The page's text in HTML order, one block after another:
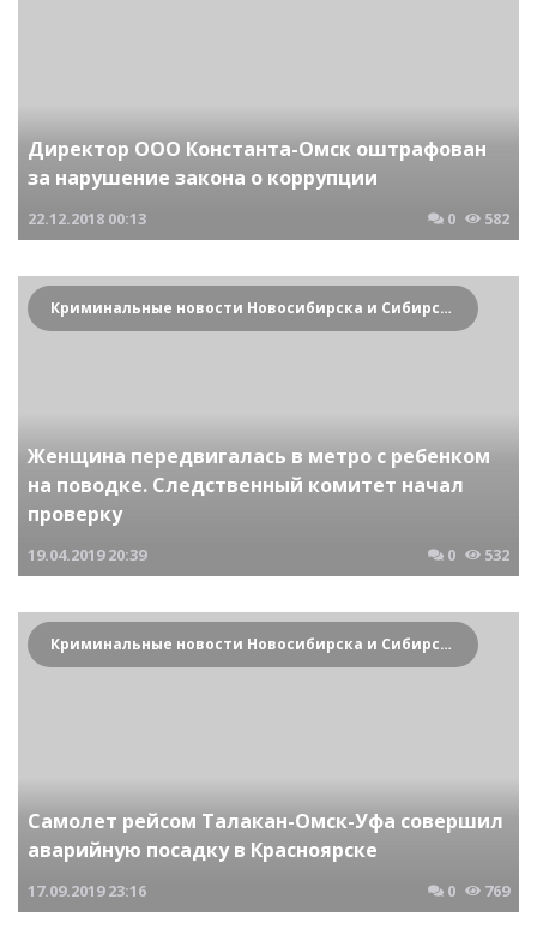
Директор ООО Константа-Омск оштрафован
за нарушение закона о коррупции
22.12.2018 00:13 0 582
Криминальные новости Новосибирска и Сибирского региона
Женщина передвигалась в метро с ребенком
на поводке. Следственный комитет начал
проверку
19.04.2019 20:39 0 532
Криминальные новости Новосибирска и Сибирского региона
Самолет рейсом Талакан-Омск-Уфа совершил
аварийную посадку в Красноярске
17.09.2019 23:16 0 769